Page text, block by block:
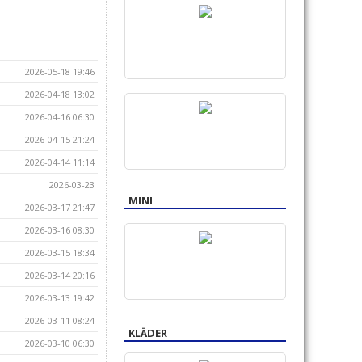
2026-05-18 19:46
2026-04-18 13:02
2026-04-16 06:30
2026-04-15 21:24
2026-04-14 11:14
2026-03-23
2026-03-17 21:47
2026-03-16 08:30
2026-03-15 18:34
2026-03-14 20:16
2026-03-13 19:42
2026-03-11 08:24
2026-03-10 06:30
MINI
KLÄDER